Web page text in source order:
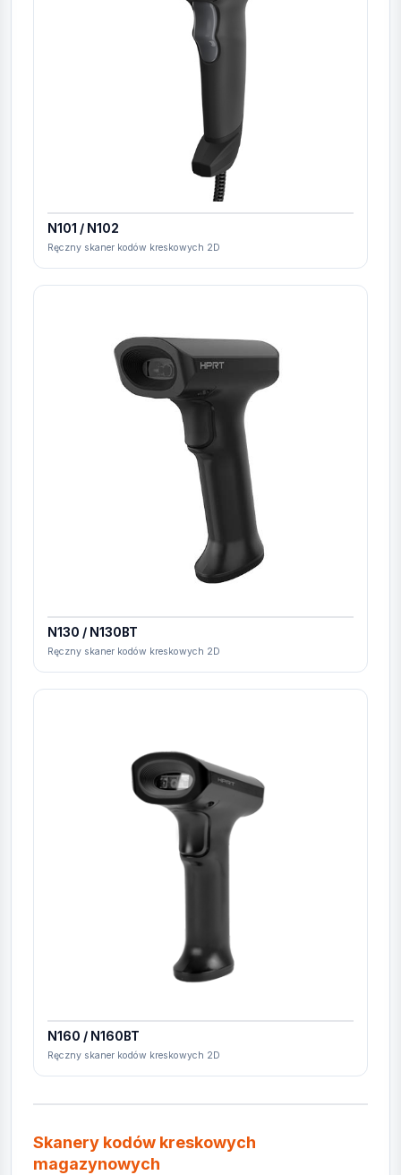
N101 / N102
Ręczny skaner kodów kreskowych 2D
N130 / N130BT
Ręczny skaner kodów kreskowych 2D
N160 / N160BT
Ręczny skaner kodów kreskowych 2D
Skanery kodów kreskowych
magazynowych